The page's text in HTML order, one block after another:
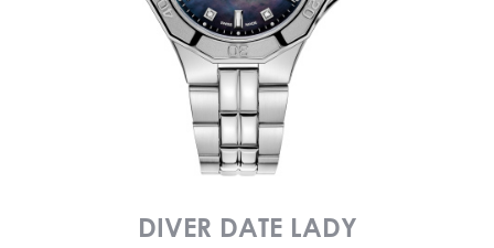
DIVER DATE LADY